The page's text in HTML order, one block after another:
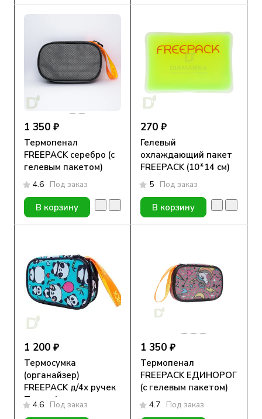
1 350 ₽
Термопенал
FREEPACK серебро (с
гелевым пакетом)
4.6 Под заказ
В корзину
270 ₽
Гелевый
охлаждающий пакет
FREEPACK (10*14 см)
5 Под заказ
В корзину
1 200 ₽
Термосумка
(органайзер)
FREEPACK д/4х ручек
Панда (с гелевым
пакетом)
4.6 Под заказ
1 350 ₽
Термопенал
FREEPACK ЕДИНОРОГ
(с гелевым пакетом)
4.7 Под заказ